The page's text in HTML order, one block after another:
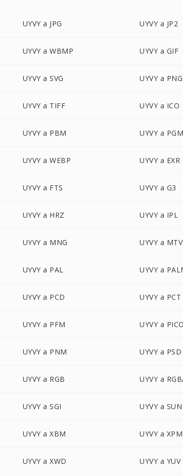
UYVY a JPG UYVY a JP2
UYVY a WBMP UYVY a GIF
UYVY a SVG UYVY a PNG
UYVY a TIFF UYVY a ICO
UYVY a PBM UYVY a
UYVY a WEBP UYVY a EXR
UYVY a FTS UYVY a G3
UYVY a HRZ UYVY a IPL
UYVY a MNG UYVY a MTV
UYVY a PAL UYVY a
UYVY a PCD UYVY a PCT
UYVY a PFM UYVY a
UYVY a PNM UYVY a PSD
UYVY a RGB UYVY a
UYVY a SGI UYVY a SUN
UYVY a XBM UYVY a XPM
UYVY a XWD UYVY a YUV